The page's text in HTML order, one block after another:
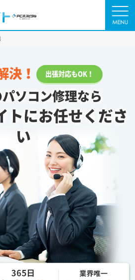
決！ 出張対応もOK！
ソコン修理なら
トにお任せくださ
い